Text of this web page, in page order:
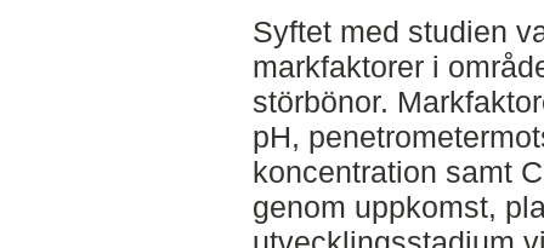
Syftet med studien
markfaktorer i
störbönor.
pH,
koncentration samt
genom uppkomst,